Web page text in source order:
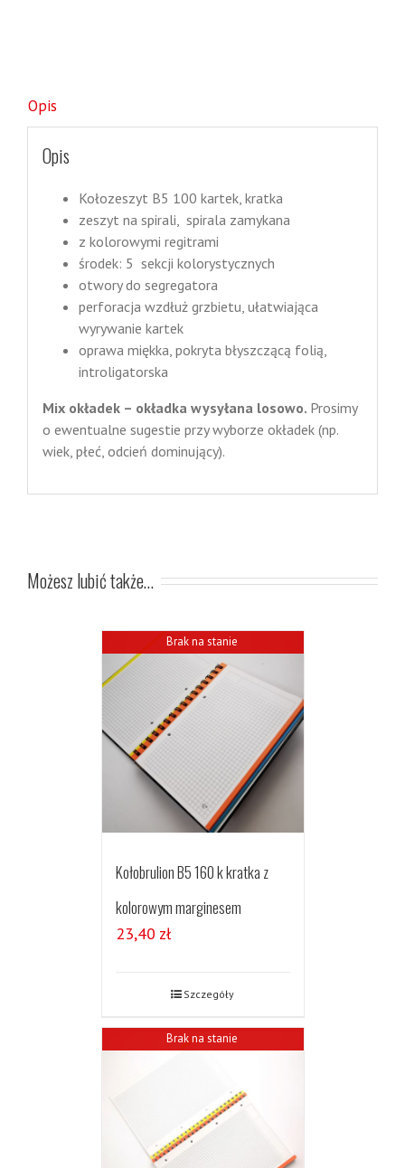
Opis
Opis
Kołozeszyt B5 100 kartek, kratka
zeszyt na spirali, spirala zamykana
z kolorowymi regitrami
środek: 5 sekcji kolorystycznych
otwory do segregatora
perforacja wzdłuż grzbietu, ułatwiająca
wyrywanie kartek
oprawa miękka, pokryta błyszczącą folią,
introligatorska
Mix okładek – okładka wysyłana losowo. Prosimy
o ewentualne sugestie przy wyborze okładek (np.
wiek, płeć, odcień dominujący).
Możesz lubić także…
Brak na stanie
Kołobrulion B5 160 k kratka z
kolorowym marginesem
23,40 zł
Szczegóły
Brak na stanie